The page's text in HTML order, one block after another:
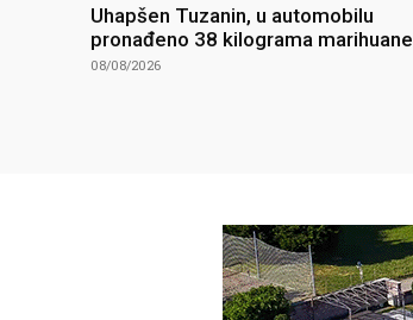
Uhapšen Tuzanin, u automobilu
pronađeno 38 kilograma marihuane
08/08/2026